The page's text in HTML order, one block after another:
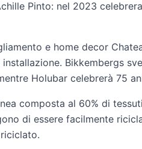
Pinto: nel 2023
e home decor
Bikkembergs
Holubar celebrerà 75
composta al 60% di
di essere facilmente